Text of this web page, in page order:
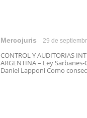
Mercojuris 29 de
CONTROL Y AUDITORIAS
ARGENTINA – Ley
Daniel Lapponi Como